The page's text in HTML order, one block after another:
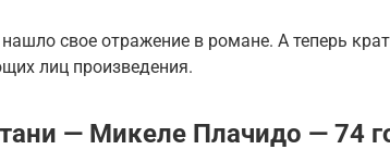
свое отражение в романе. А теперь
лиц произведения.
— Микеле Плачидо — 74